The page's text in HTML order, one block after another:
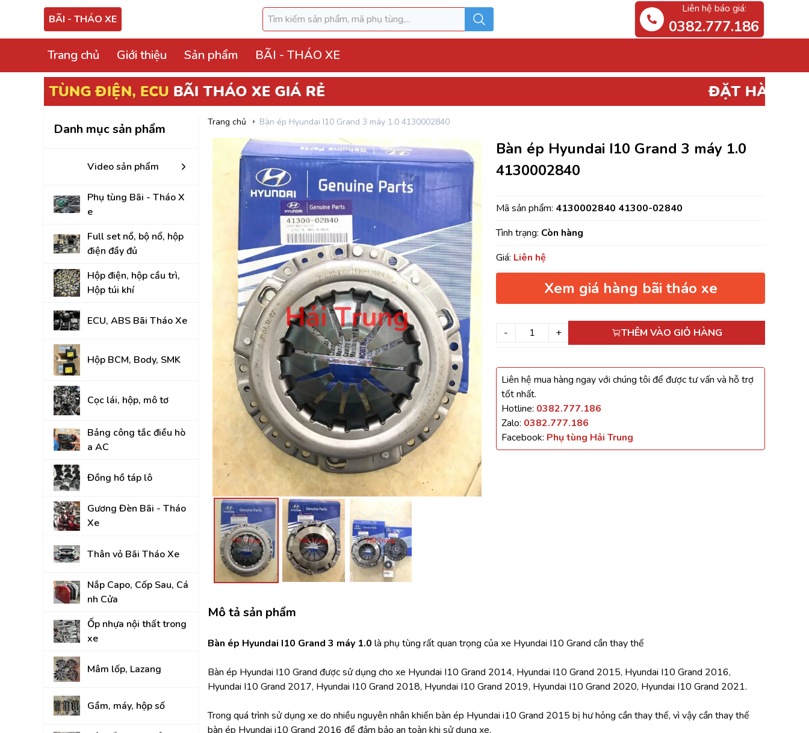
BÃI - THÁO XE
Liên hệ báo giá:
0382.777.186
Trang chủ Giới thiệu Sản phẩm
Video sản phẩm
Phụ tùng Bãi - Tháo Xe
Hộp điện, hộp cầu trì, Hộp túi khí
ECU, ABS Bãi Tháo Xe
Hộp BCM, Body, SMK
Bảng công tắc điều hòa AC
Đồng hồ táp lô
Gương Đèn Bãi - Tháo Xe
Thân vỏ Bãi Tháo Xe
Nắp Capo, Cốp Sau, Cánh Cửa
Ốp nhựa nội thất trong xe
Mâm lốp, Lazang
Gầm, máy, hộp số
Hệ thống treo gầm, giảm xóc, càng
A, rotuyn
NỘI - NGOẠI THẤT
TOYOTA
HYUNDAI
BÃI - THÁO XE
PHỤ TÙNG ĐIỆN,
Danh mục sản phẩm
Video sản phẩm
Phụ tùng Bãi - Tháo X
e
Full set nổ, bộ nổ, hộp
điện đầy đủ
Hộp điện, hộp cầu trì,
Hộp túi khí
ECU, ABS Bãi Tháo Xe
Hộp BCM, Body, SMK
Cọc lái, hộp, mô tơ
Bảng công tắc điều hò
a AC
Đồng hồ táp lô
Gương Đèn Bãi - Tháo
Xe
Thân vỏ Bãi Tháo Xe
Nắp Capo, Cốp Sau, Cá
nh Cửa
Ốp nhựa nội thất trong
xe
Mâm lốp, Lazang
Gầm, máy, hộp số
Trang chủ Bàn ép Hyundai I10 Grand 3 máy 1.0 4130002840
Bàn ép Hyundai I10 Grand 3 máy 1.0
4130002840
Mã sản phẩm: 4130002840 41300-02840
Tình trạng: Còn hàng
Giá: Liên hệ
Xem giá hàng bãi tháo xe
- + THÊM VÀO GIỎ HÀNG
Liên hệ mua hàng ngay với chúng tôi để được tư vấn và hỗ trợ
tốt nhất.
Hotline: 0382.777.186
Zalo: 0382.777.186
Facebook: Phụ tùng Hải Trung
Mô tả sản phẩm
Bàn ép Hyundai I10 Grand 3 máy 1.0 là phụ tùng rất quan trọng của xe Hyundai I10 Grand cần thay thế
Bàn ép Hyundai I10 Grand được sử dụng cho xe Hyundai I10 Grand 2014, Hyundai I10 Grand 2015, Hyundai I10 Grand 2016,
Hyundai I10 Grand 2017, Hyundai I10 Grand 2018, Hyundai I10 Grand 2019, Hyundai I10 Grand 2020, Hyundai I10 Grand 2021.
Trong quá trình sử dụng xe do nhiều nguyên nhân khiến bàn ép Hyundai i10 Grand 2015 bị hư hỏng cần thay thế, vì vậy cần thay thế
bàn ép Hyundai i10 Grand 2016 để đảm bảo an toàn khi sử dụng xe.